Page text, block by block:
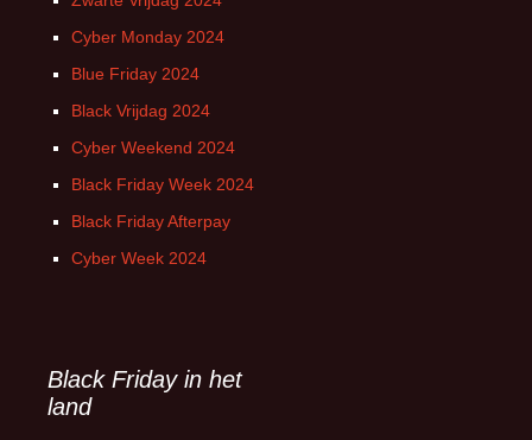
Cyber Monday 2024
Blue Friday 2024
Black Vrijdag 2024
Cyber Weekend 2024
Black Friday Week 2024
Black Friday Afterpay
Cyber Week 2024
Black Friday in het
land